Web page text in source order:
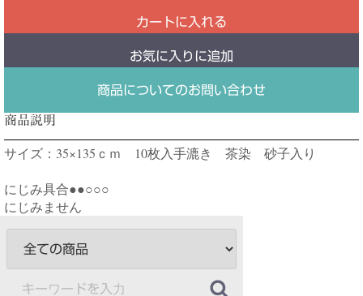
カートに入れる
お気に入りに追加
商品についてのお問い合わせ
商品説明
サイズ：35×135ｃｍ 10枚入手漉き 茶染 砂子入り
にじみ具合●●○○○
にじみません